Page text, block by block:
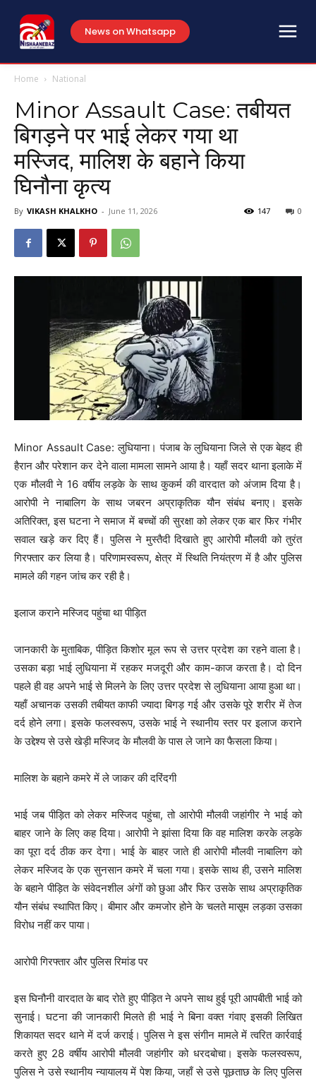
News on Whatsapp
Home National
Minor Assault Case: तबीयत
बिगड़ने पर भाई लेकर गया था
मस्जिद, मालिश के बहाने किया
घिनौना कृत्य
By VIKASH KHALKHO - June 11, 2026 0
147
Minor Assault Case: लुधियाना। पंजाब के लुधियाना जिले से एक बेहद ही
हैरान और परेशान कर देने वाला मामला सामने आया है। यहाँ सदर थाना इलाके में
एक मौलवी ने 16 वर्षीय लड़के के साथ कुकर्म की वारदात को अंजाम दिया है।
आरोपी ने नाबालिग के साथ जबरन अप्राकृतिक यौन संबंध बनाए। इसके
अतिरिक्त, इस घटना ने समाज में बच्चों की सुरक्षा को लेकर एक बार फिर गंभीर
सवाल खड़े कर दिए हैं। पुलिस ने मुस्तैदी दिखाते हुए आरोपी मौलवी को तुरंत
गिरफ्तार कर लिया है। परिणामस्वरूप, क्षेत्र में स्थिति नियंत्रण में है और पुलिस
मामले की गहन जांच कर रही है।
इलाज कराने मस्जिद पहुंचा था पीड़ित
जानकारी के मुताबिक, पीड़ित किशोर मूल रूप से उत्तर प्रदेश का रहने वाला है।
उसका बड़ा भाई लुधियाना में रहकर मजदूरी और काम-काज करता है। दो दिन
पहले ही वह अपने भाई से मिलने के लिए उत्तर प्रदेश से लुधियाना आया हुआ था।
यहाँ अचानक उसकी तबीयत काफी ज्यादा बिगड़ गई और उसके पूरे शरीर में तेज
दर्द होने लगा। इसके फलस्वरूप, उसके भाई ने स्थानीय स्तर पर इलाज कराने
के उद्देश्य से उसे खेड़ी मस्जिद के मौलवी के पास ले जाने का फैसला किया।
मालिश के बहाने कमरे में ले जाकर की दरिंदगी
भाई जब पीड़ित को लेकर मस्जिद पहुंचा, तो आरोपी मौलवी जहांगीर ने भाई को
बाहर जाने के लिए कह दिया। आरोपी ने झांसा दिया कि वह मालिश करके लड़के
का पूरा दर्द ठीक कर देगा। भाई के बाहर जाते ही आरोपी मौलवी नाबालिग को
लेकर मस्जिद के एक सुनसान कमरे में चला गया। इसके साथ ही, उसने मालिश
के बहाने पीड़ित के संवेदनशील अंगों को छुआ और फिर उसके साथ अप्राकृतिक
यौन संबंध स्थापित किए। बीमार और कमजोर होने के चलते मासूम लड़का उसका
विरोध नहीं कर पाया।
आरोपी गिरफ्तार और पुलिस रिमांड पर
इस घिनौनी वारदात के बाद रोते हुए पीड़ित ने अपने साथ हुई पूरी आपबीती भाई को
सुनाई। घटना की जानकारी मिलते ही भाई ने बिना वक्त गंवाए इसकी लिखित
शिकायत सदर थाने में दर्ज कराई। पुलिस ने इस संगीन मामले में त्वरित कार्रवाई
करते हुए 28 वर्षीय आरोपी मौलवी जहांगीर को धरदबोचा। इसके फलस्वरूप,
पुलिस ने उसे स्थानीय न्यायालय में पेश किया, जहाँ से उसे पूछताछ के लिए पुलिस